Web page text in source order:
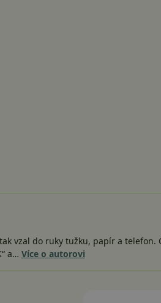
vzal do ruky tužku, papír a
a… Více o autorovi